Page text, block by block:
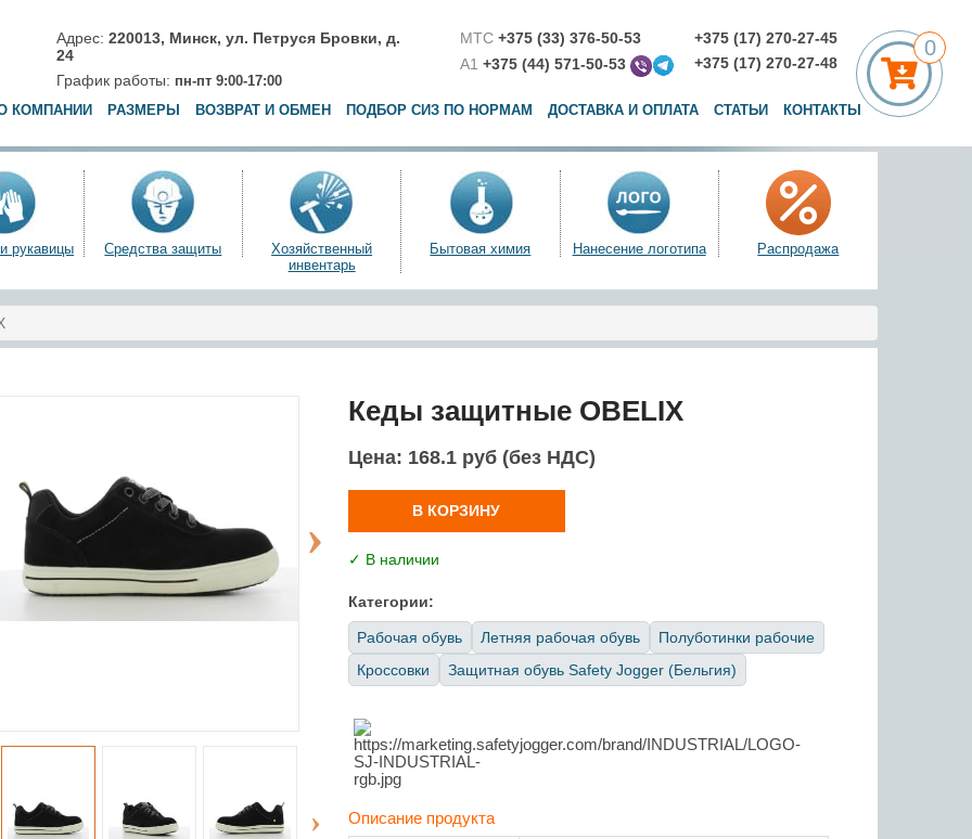
Адрес: 220013, Минск, ул. Петруся Бровки, д.
24
График работы: пн-пт 9:00-17:00
МТС +375 (33) 376-50-53
A1 +375 (44) 571-50-53
+375 (17) 270-27-45
+375 (17) 270-27-48
КОМПАНИИ РАЗМЕРЫ ВОЗВРАТ И ОБМЕН ПОДБОР СИЗ ПО НОРМАМ ДОСТАВКА И ОПЛАТА СТАТЬИ КОНТАКТЫ
рукавицы Средства защиты
Хозяйственный
инвентарь
Бытовая химия Нанесение логотипа Распродажа
Кеды защитные OBELIX
Цена: 168.1 руб (без НДС)
В КОРЗИНУ
✓ В наличии
Категории:
Рабочая обувь Летняя рабочая обувь
Полуботинки рабочие
Кроссовки
Защитная обувь Safety Jogger (Бельгия)
Описание продукта
0